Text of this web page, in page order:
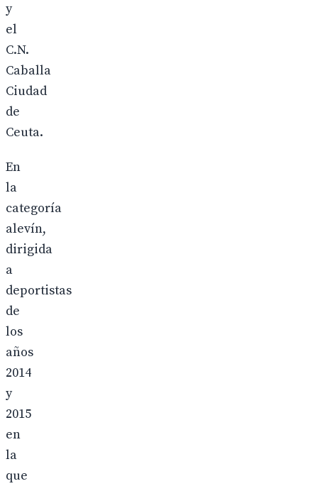
y
el
C.N.
Caballa
Ciudad
de
Ceuta.
En
la
categoría
alevín,
dirigida
a
deportistas
de
los
años
2014
y
2015
en
la
que